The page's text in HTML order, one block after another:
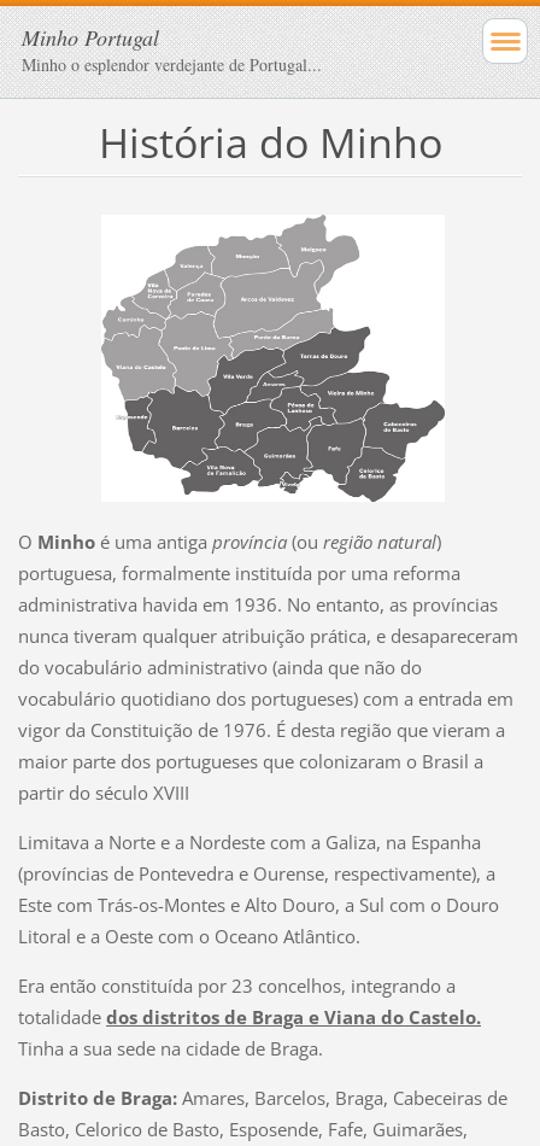
Minho Portugal
Minho o esplendor verdejante de Portugal...
História do Minho
O Minhoé uma antiga província(ou região natural)
portuguesa, formalmente instituída por uma reforma
administrativa havida em 1936. No entanto, as províncias
nunca tiveram qualquer atribuição prática, e desapareceram
do vocabulário administrativo (ainda que não do
vocabulário quotidiano dos portugueses) com a entrada em
vigor da Constituição de 1976. É desta região que vieram a
maior parte dos portugueses que colonizaram o Brasil a
partir do século XVIII
Limitava a Norte e a Nordeste com a Galiza, na Espanha
(províncias de Pontevedra e Ourense, respectivamente), a
Este com Trás-os-Montes e Alto Douro, a Sul com o Douro
Litoral e a Oeste com o Oceano Atlântico.
Era então constituída por 23 concelhos, integrando a
totalidade dos distritos de Braga e Viana do Castelo.
Tinha a sua sede na cidade de Braga.
Distrito de Braga:Amares, Barcelos, Braga, Cabeceiras de
Basto, Celorico de Basto, Esposende, Fafe, Guimarães,